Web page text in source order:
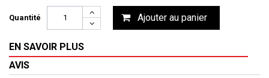
Quantité Ajouter au panier
EN SAVOIR PLUS
AVIS